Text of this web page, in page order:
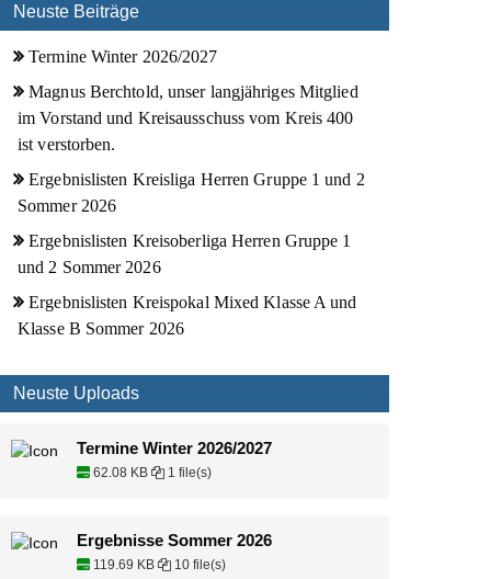
Neuste Beiträge
Termine Winter 2026/2027
Magnus Berchtold, unser langjähriges Mitglied
im Vorstand und Kreisausschuss vom Kreis 400
ist verstorben.
Ergebnislisten Kreisliga Herren Gruppe 1 und 2
Sommer 2026
Ergebnislisten Kreisoberliga Herren Gruppe 1
und 2 Sommer 2026
Ergebnislisten Kreispokal Mixed Klasse A und
Klasse B Sommer 2026
Neuste Uploads
Termine Winter 2026/2027
62.08 KB 1 file(s)
Ergebnisse Sommer 2026
119.69 KB 10 file(s)